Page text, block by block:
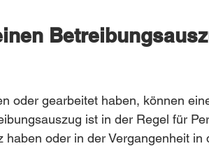
oder gearbeitet haben, können
ist in der Regel für
oder in der Vergangenheit in